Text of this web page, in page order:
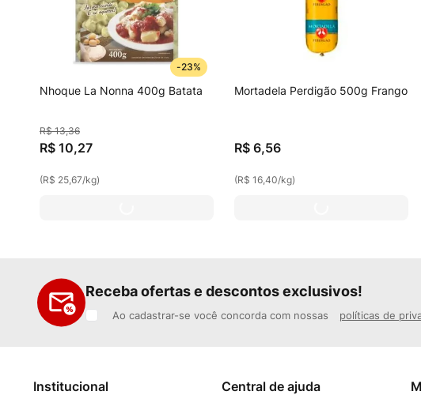
-23%
Nhoque La Nonna 400g Batata
R$ 13,36
R$ 10,27
(R$ 25,67/kg)
Mortadela Perdigão 500g Frango
R$ 6,56
(R$ 16,40/kg)
Receba ofertas e descontos exclusivos!
Ao cadastrar-se você concorda com nossas políticas de
Institucional Central de ajuda